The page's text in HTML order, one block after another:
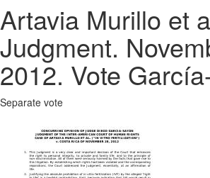
Artavia Murillo et
Judgment.
2012. Vote
Separate vote